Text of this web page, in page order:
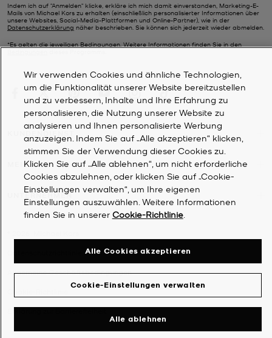
Indem ich auf "Anmelden" klicke, erkläre ich mich damit einverstanden, Marketing-E-
Mails von Michael Kors zu erhalten (einschließlich personalisierter Informationen über
unsere Websites, Social-Media-Plattformen und Online-Partner), wie in der
Datenschutzerklärung näher beschrieben. Sie können sich jederzeit wieder abmelden.
*Es gelten die jeweiligen Bedingungen. Weitere Informationen finden Sie in den
KUNDENDIENST
MEIN KONTO
UNTERNEHMEN
Allgemeine Geschäftsbedingungen
Wir verwenden Cookies und ähnliche Technologien,
um die Funktionalität unserer Website bereitzustellen
und zu verbessern, Inhalte und Ihre Erfahrung zu
personalisieren, die Nutzung unserer Website zu
analysieren und Ihnen personalisierte Werbung
anzuzeigen. Indem Sie auf „Alle akzeptieren“ klicken,
stimmen Sie der Verwendung dieser Cookies zu.
Klicken Sie auf „Alle ablehnen“, um nicht erforderliche
Cookies abzulehnen, oder klicken Sie auf „Cookie-
Einstellungen verwalten“, um Ihre eigenen
Einstellungen auszuwählen. Weitere Informationen
finden Sie in unserer Cookie-Richtlinie.
Cookie-Einstellungen verwalten
Alle ablehnen
Alle Cookies akzeptieren